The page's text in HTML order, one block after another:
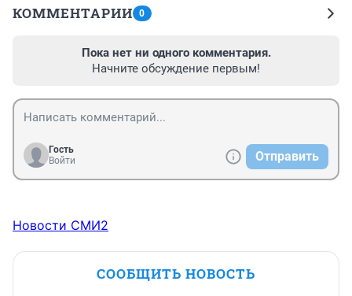
КОММЕНТАРИИ 0
Пока нет ни одного комментария.
Начните обсуждение первым!
Гость
Войти
Отправить
Новости СМИ2
СООБЩИТЬ НОВОСТЬ